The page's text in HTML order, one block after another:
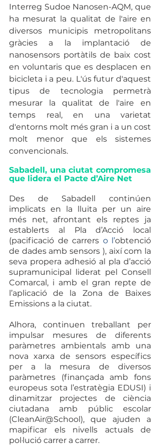
Interreg Sudoe Nanosen-AQM, que
ha mesurat la qualitat de l'aire en
diversos municipis metropolitans
gràcies a la implantació de
nanosensors portàtils de baix cost
en voluntaris que es desplacen en
bicicleta i a peu. L'ús futur d'aquest
tipus de tecnologia permetrà
mesurar la qualitat de l'aire en
temps real, en una varietat
d'entorns molt més gran i a un cost
molt menor que els sistemes
convencionals.
Sabadell, una ciutat compromesa
que lidera el Pacte d’Aire Net
Des de Sabadell continúen
implicats en la lluita per un aire
més net, afrontant els reptes ja
establerts al Pla d’Acció local
(pacificació de carrers o l’obtenció
de dades amb sensors ), així com la
seva propera adhesió al pla d’acció
supramunicipal liderat pel Consell
Comarcal, i amb el gran repte de
l’aplicació de la Zona de Baixes
Emissions a la ciutat.
Alhora, continuen treballant per
impulsar mesures de diferents
paràmetres ambientals amb una
nova xarxa de sensors específics
per a la mesura de diversos
paràmetres (finançada amb fons
europeus sota l’estratègia EDUSI) i
dinamitzar projectes de ciència
ciutadana amb públic escolar
(CleanAir@School), que ajuden a
mapificar els nivells actuals de
pol·lució carrer a carrer.